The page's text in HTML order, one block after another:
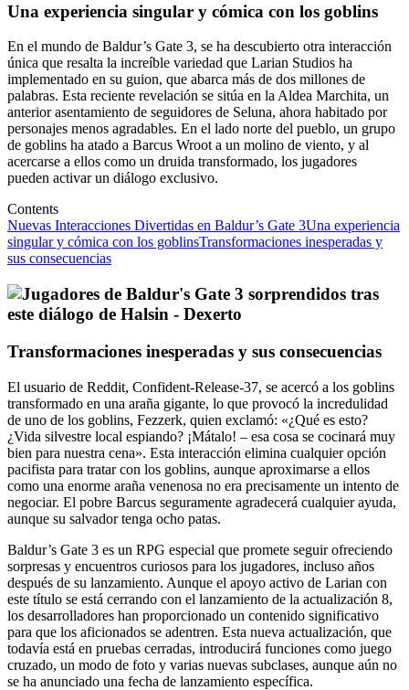
Una experiencia singular y cómica con los goblins
En el mundo de Baldur’s Gate 3, se ha descubierto otra interacción
única que resalta la increíble variedad que Larian Studios ha
implementado en su guion, que abarca más de dos millones de
palabras. Esta reciente revelación se sitúa en la Aldea Marchita, un
anterior asentamiento de seguidores de Seluna, ahora habitado por
personajes menos agradables. En el lado norte del pueblo, un grupo
de goblins ha atado a Barcus Wroot a un molino de viento, y al
acercarse a ellos como un druida transformado, los jugadores
pueden activar un diálogo exclusivo.
Contents
Nuevas Interacciones Divertidas en Baldur’s Gate 3Una experiencia
singular y cómica con los goblinsTransformaciones inesperadas y
sus consecuencias
Transformaciones inesperadas y sus consecuencias
El usuario de Reddit, Confident-Release-37, se acercó a los goblins
transformado en una araña gigante, lo que provocó la incredulidad
de uno de los goblins, Fezzerk, quien exclamó: «¿Qué es esto?
¿Vida silvestre local espiando? ¡Mátalo! – esa cosa se cocinará muy
bien para nuestra cena». Esta interacción elimina cualquier opción
pacifista para tratar con los goblins, aunque aproximarse a ellos
como una enorme araña venenosa no era precisamente un intento de
negociar. El pobre Barcus seguramente agradecerá cualquier ayuda,
aunque su salvador tenga ocho patas.
Baldur’s Gate 3 es un RPG especial que promete seguir ofreciendo
sorpresas y encuentros curiosos para los jugadores, incluso años
después de su lanzamiento. Aunque el apoyo activo de Larian con
este título se está cerrando con el lanzamiento de la actualización 8,
los desarrolladores han proporcionado un contenido significativo
para que los aficionados se adentren. Esta nueva actualización, que
todavía está en pruebas cerradas, introducirá funciones como juego
cruzado, un modo de foto y varias nuevas subclases, aunque aún no
se ha anunciado una fecha de lanzamiento específica.